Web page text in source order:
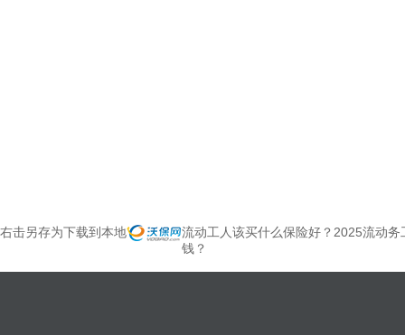
右击另存为下载到本地
流动工人该买什么保险好？2025流动
钱？